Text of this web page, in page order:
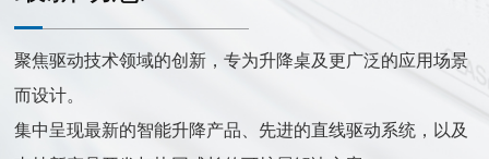
聚焦驱动技术领域的创新，专为升降桌及更广泛的应用场景
而设计。
集中呈现最新的智能升降产品、先进的直线驱动系统，以及